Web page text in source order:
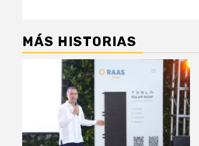
MÁS HISTORIAS